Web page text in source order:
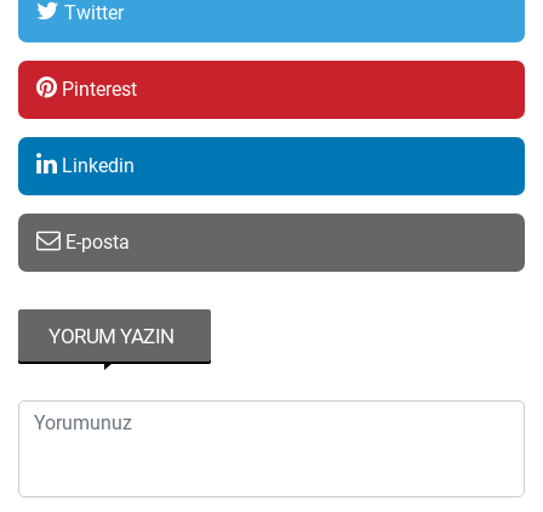
Twitter
Pinterest
Linkedin
E-posta
YORUM YAZIN